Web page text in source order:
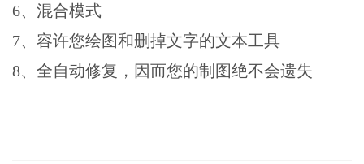
6、混合模式
7、容许您绘图和删掉文字的文本工具
8、全自动修复，因而您的制图绝不会遗失